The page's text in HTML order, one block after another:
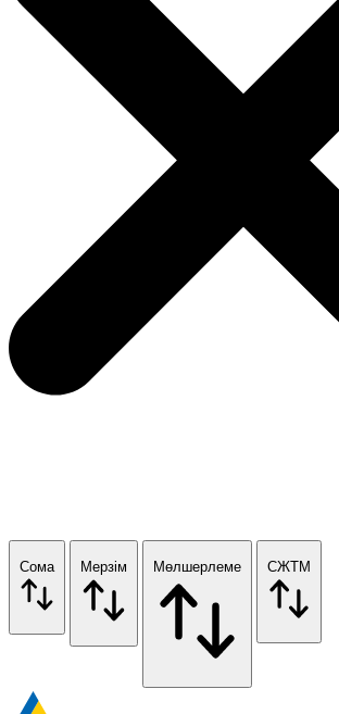
Сома Мерзім Мөлшерлеме СЖТМ